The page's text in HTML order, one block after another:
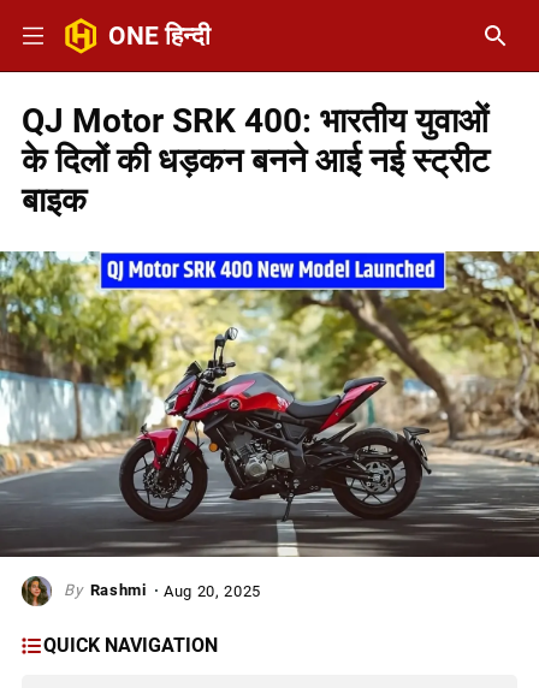
ONE हिन्दी
QJ Motor SRK 400: भारतीय युवाओं
के दिलों की धड़कन बनने आई नई स्ट्रीट
बाइक
Rashmi Aug 20, 2025
QUICK NAVIGATION